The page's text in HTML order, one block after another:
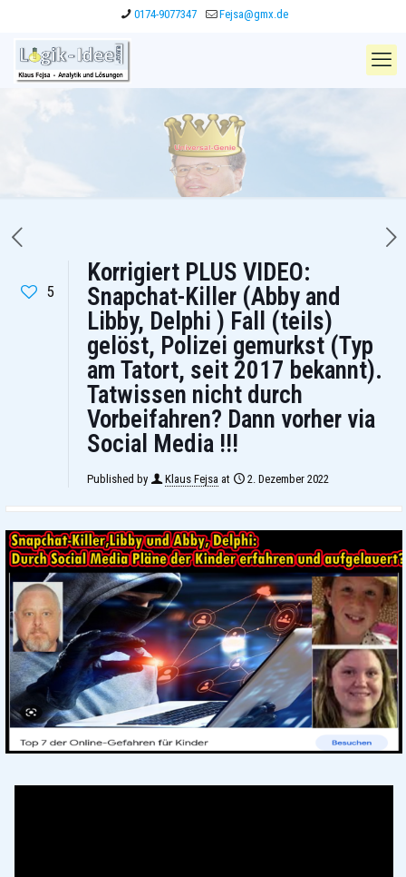
0174-9077347 Fejsa@gmx.de
5
Korrigiert PLUS VIDEO:
Snapchat-Killer (Abby and
Libby, Delphi ) Fall (teils)
gelöst, Polizei gemurkst (Typ
am Tatort, seit 2017 bekannt).
Tatwissen nicht durch
Vorbeifahren? Dann vorher via
Social Media !!!
Published by Klaus Fejsa at 2. Dezember 2022